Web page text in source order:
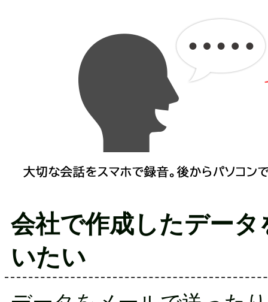
会社で作成したデータ
いたい